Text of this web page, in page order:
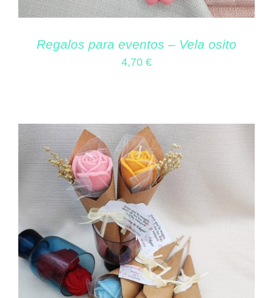
Regalos para eventos – Vela osito
4,70 €